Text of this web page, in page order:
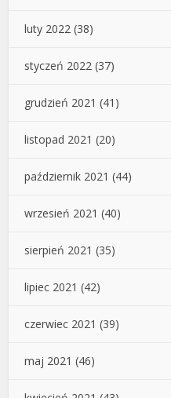
luty 2022 (38)
styczeń 2022 (37)
grudzień 2021 (41)
listopad 2021 (20)
październik 2021 (44)
wrzesień 2021 (40)
sierpień 2021 (35)
lipiec 2021 (42)
czerwiec 2021 (39)
maj 2021 (46)